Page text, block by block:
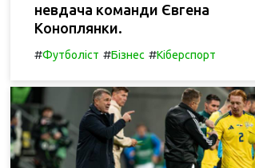
невдача команди Євгена
Коноплянки.
#Футболіст #Бізнес #Кіберспорт